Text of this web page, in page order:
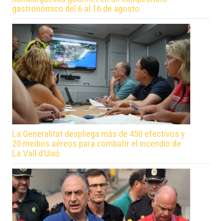
gastronómico del 6 al 16 de agosto
La Generalitat despliega más de 450 efectivos y
20 medios aéreos para combatir el incendio de
La Vall d’Uixó